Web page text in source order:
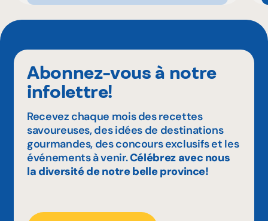
Abonnez-vous à notre
infolettre!
Recevez chaque mois des recettes
savoureuses, des idées de destinations
gourmandes, des concours exclusifs et les
événements à venir.Célébrez avec nous
la diversité de notre belle province!